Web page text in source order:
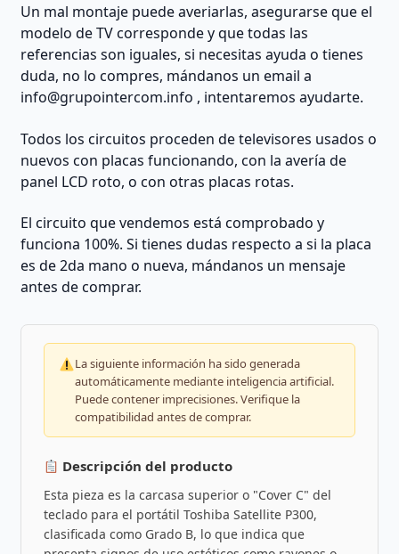
Un mal montaje puede averiarlas, asegurarse que el
modelo de TV corresponde y que todas las
referencias son iguales, si necesitas ayuda o tienes
duda, no lo compres, mándanos un email a
info@grupointercom.info , intentaremos ayudarte.
Todos los circuitos proceden de televisores usados o
nuevos con placas funcionando, con la avería de
panel LCD roto, o con otras placas rotas.
El circuito que vendemos está comprobado y
funciona 100%. Si tienes dudas respecto a si la placa
es de 2da mano o nueva, mándanos un mensaje
antes de comprar.
La siguiente información ha sido generada
automáticamente mediante inteligencia artificial.
Puede contener imprecisiones. Verifique la
compatibilidad antes de comprar.
Descripción del producto
Esta pieza es la carcasa superior o "Cover C" del
teclado para el portátil Toshiba Satellite P300,
clasificada como Grado B, lo que indica que